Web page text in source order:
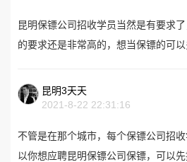
昆明保镖公司招收学员当然是有要求
的要求还是非常高的，想当保镖的可以
昆明3天天
2021-8-22 22:31:16
不管是在那个城市，每个保镖公司招
以你想应聘昆明保镖公司保镖，可以先